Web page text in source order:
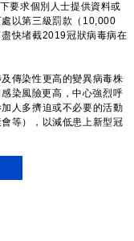
要求個別人士提供資料或
以第三級罰款（10,000
快堵截2019冠狀病毒病在
傳染性更高的變異病毒株
染風險更高，中心強烈呼
人多擠迫或不必要的活動
等），以減低患上新型冠